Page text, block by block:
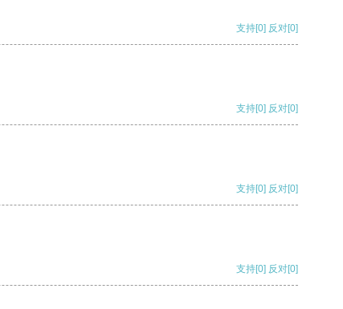
支持[0] 反对[0]
支持[0] 反对[0]
支持[0] 反对[0]
支持[0] 反对[0]